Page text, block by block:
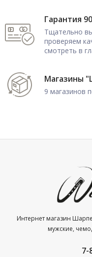
Гарантия
Тщательно
проверяем
смотреть в
Магазины
9 магазинов
Интернет магазин
мужские,
7-